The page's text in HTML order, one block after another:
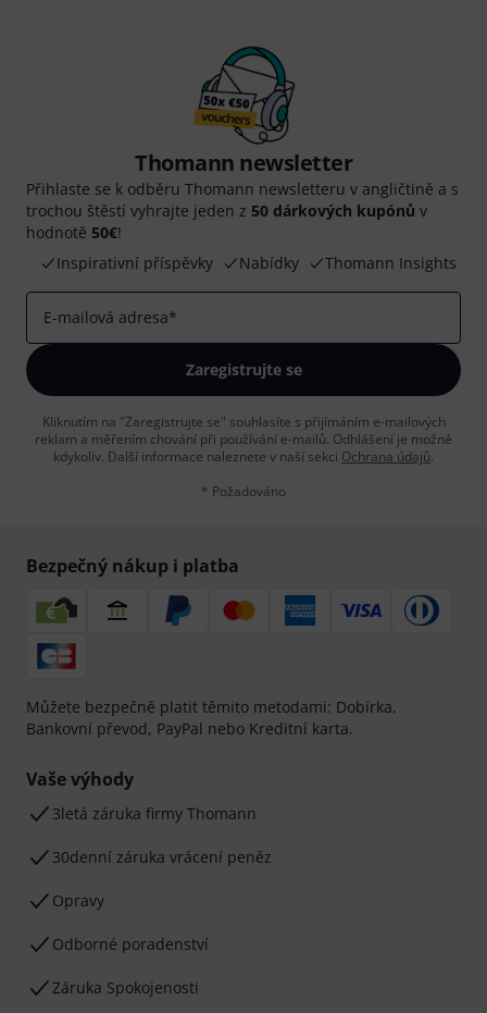
Thomann newsletter
Přihlaste se k odběru Thomann newsletteru v angličtině a s
trochou štěstí vyhrajte jeden z 50 dárkových kupónů v
hodnotě 50€!
Inspirativní příspěvky
Nabídky Thomann Insights
E-mailová adresa*
Zaregistrujte se
Kliknutím na "Zaregistrujte se" souhlasíte s přijímáním e-mailových
reklam a měřením chování při používání e-mailů. Odhlášení je možné
kdykoliv. Další informace naleznete v naší sekci Ochrana údajů.
* Požadováno
Bezpečný nákup i platba
Můžete bezpečně platit těmito metodami: Dobírka,
Bankovní převod, PayPal nebo Kreditní karta.
Vaše výhody
3letá záruka firmy Thomann
30denní záruka vrácení peněz
Opravy
Odborné poradenství
Záruka Spokojenosti